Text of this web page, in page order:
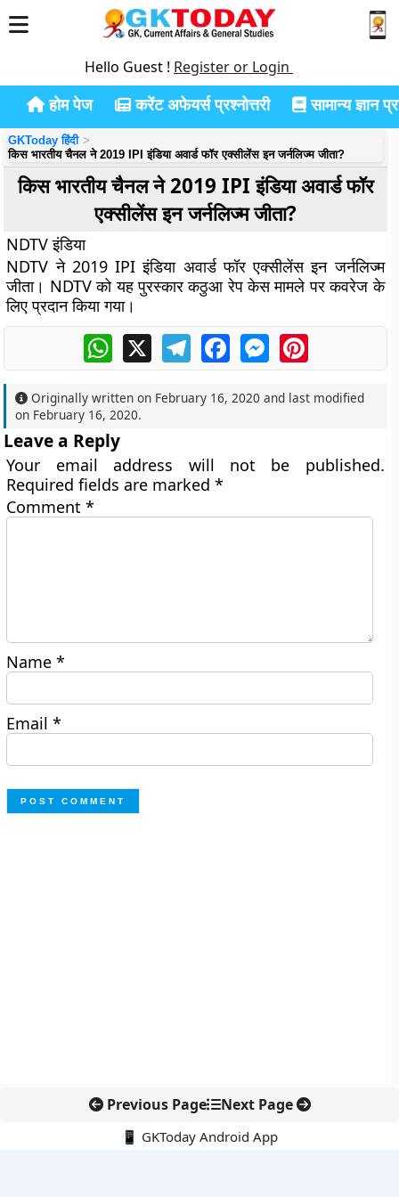
Hello Guest ! Register or Login
होम पेज करेंट अफेयर्स प्रश्नोत्तरी सामान्य ज्ञान
GKToday हिंदी
किस भारतीय चैनल ने 2019 IPI इंडिया अवार्ड फॉर एक्सीलेंस इन जर्नलिज्म जीता?
किस भारतीय चैनल ने 2019 IPI इंडिया अवार्ड फॉर
एक्सीलेंस इन जर्नलिज्म जीता?
NDTV इंडिया
NDTV ने 2019 IPI इंडिया अवार्ड फॉर एक्सीलेंस इन जर्नलिज्म
जीता। NDTV को यह पुरस्कार कठुआ रेप केस मामले पर कवरेज के
लिए प्रदान किया गया।
WhatsApp
X TelegramFacebookMessengerPinterest
Originally written on February 16, 2020 and last modified
on February 16, 2020.
Leave a Reply
Your email address will not be published.
Required fields are marked*
Comment*
Name*
Email*
Previous Page Next Page
📱 GKToday Android App